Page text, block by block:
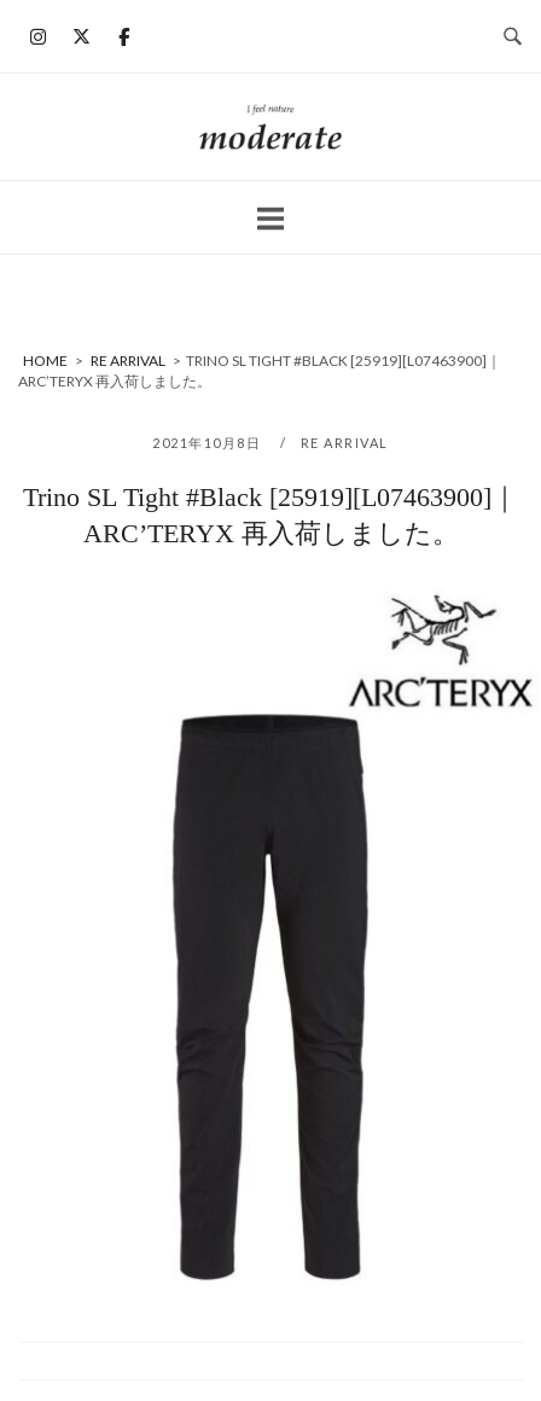
ホ
ー
HOME > RE ARRIVAL > TRINO SL TIGHT #BLACK [25919][L07463900]｜
ARC’TERYX 再入荷しました。
2021年10月8日 RE ARRIVAL
Trino SL Tight #Black [25919][L07463900]｜
ARC’TERYX 再入荷しました。